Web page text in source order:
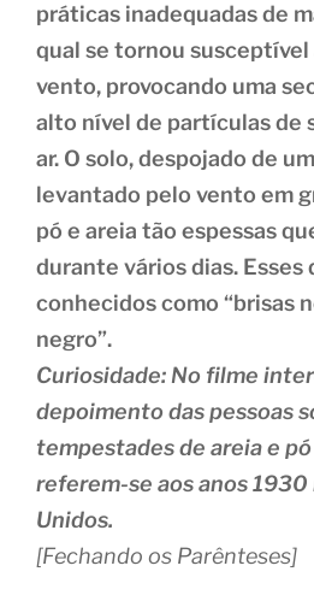
práticas inadequadas de
qual se tornou susceptível
vento, provocando uma
alto nível de partículas de
ar. O solo, despojado de
levantado pelo vento em
pó e areia tão espessas
durante vários dias. Esses
conhecidos como “brisas
negro”.
Curiosidade: No filme
depoimento das pessoas
tempestades de areia e pó
referem-se aos anos 1930
Unidos.
[Fechando os Parênteses]